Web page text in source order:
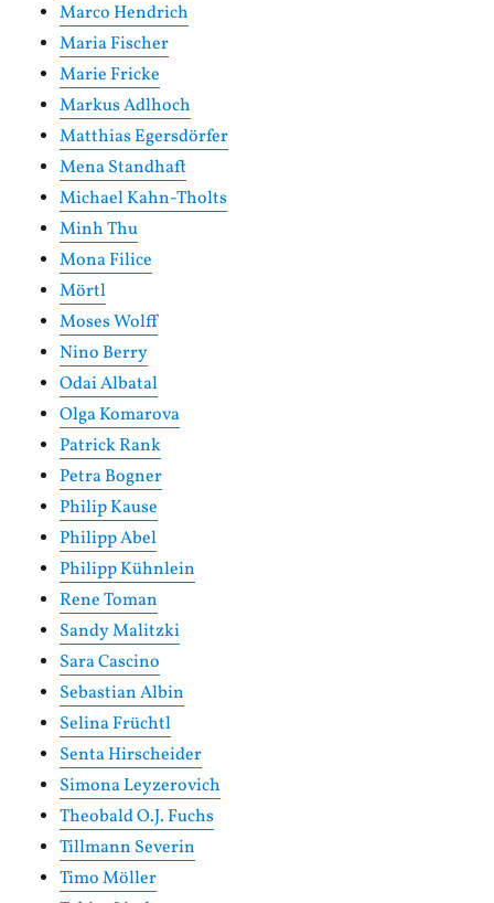
Marco Hendrich
Maria Fischer
Marie Fricke
Markus Adlhoch
Matthias Egersdörfer
Mena Standhaft
Michael Kahn-Tholts
Minh Thu
Mona Filice
Mörtl
Moses Wolff
Nino Berry
Odai Albatal
Olga Komarova
Patrick Rank
Petra Bogner
Philip Kause
Philipp Abel
Philipp Kühnlein
Rene Toman
Sandy Malitzki
Sara Cascino
Sebastian Albin
Selina Früchtl
Senta Hirscheider
Simona Leyzerovich
Theobald O.J. Fuchs
Tillmann Severin
Timo Möller